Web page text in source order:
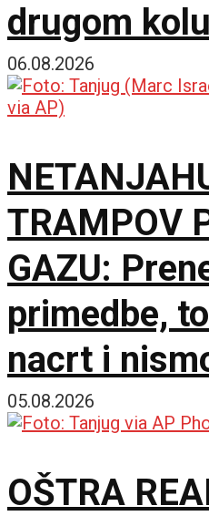
drugom
06.08.2026
TRAMPOV
GAZU:
primedbe,
nacrt i
prihvatili
05.08.2026
OŠTRA